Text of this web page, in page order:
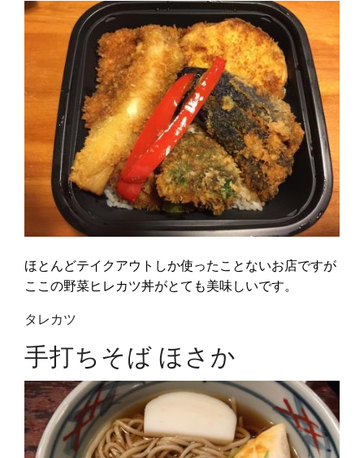
ほとんどテイクアウトしか使ったことないお店ですが
ここの野菜ヒレカツ丼がとても美味しいです。
タレカツ
手打ちそば ほさか